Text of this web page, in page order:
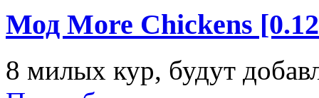
Мод More Chickens
8 милых кур, будут